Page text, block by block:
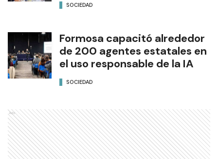
SOCIEDAD
Formosa capacitó alrededor
de 200 agentes estatales en
el uso responsable de la IA
SOCIEDAD
Ads